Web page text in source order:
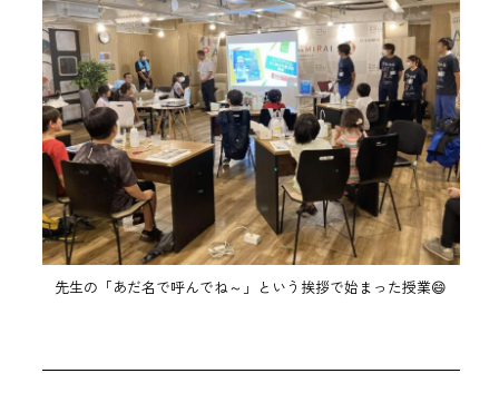
先生の「あだ名で呼んでね～」という挨拶で始まった授業😄